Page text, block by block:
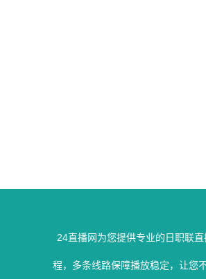
24直播网为您提供专业的日职联
程，多条线路保障播放稳定，让您